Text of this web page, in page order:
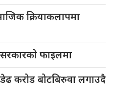
क्रियाकलापमा
फाइलमा
करोड बोटबिरुवा लगाउदै